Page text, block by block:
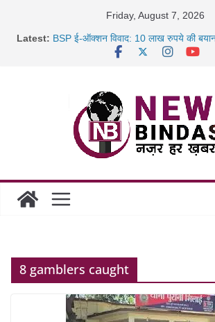
Friday, August 7, 2026
Latest: BSP ई-ऑक्शन विवाद: 10 लाख रुपये की
साइबर ठगी पर दुर्ग पुलिस का बड़ा एक्शन: 13
गिरफ्तार
8 gamblers caught